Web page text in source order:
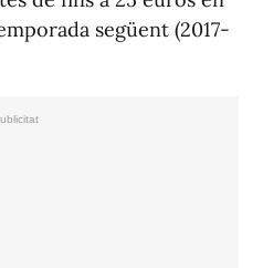
següent (2017-